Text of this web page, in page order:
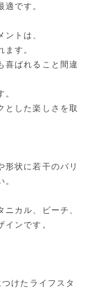
です。
トは、
す。
喜ばれること間違
とした楽しさを取
状に若干のバリ
カル、ビーチ、
ンです。
けたライフスタ